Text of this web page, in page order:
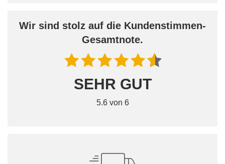
Wir sind stolz auf die Kundenstimmen-
Gesamtnote.
SEHR GUT
5.6 von 6